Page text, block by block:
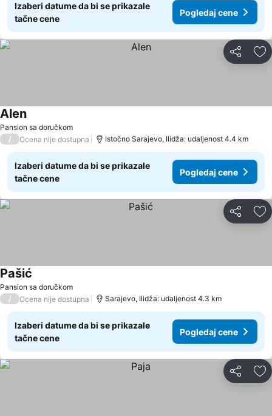
Izaberi datume da bi se prikazale
tačne cene
Pogledaj cene
Deli
Pansion sa doručkom
AlenPogledaj cene
/ Ocena nije dostupna Istočno Sarajevo, Ilidža: udaljenost 4.4 km
Izaberi datume da bi se prikazale
tačne cene
Pogledaj cene
Deli
Pansion sa doručkom
Pašić
/ Ocena nije dostupna Sarajevo, Ilidža: udaljenost 4.3 km
Izaberi datume da bi se prikazale
tačne cene
Pogledaj cene
Deli